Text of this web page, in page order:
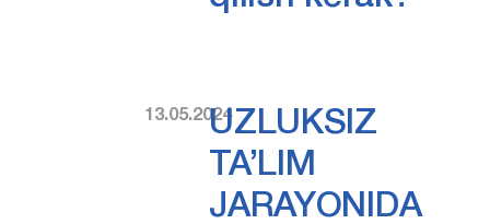
13.05.2024UZLUKSIZ
TA’LIM
JARAYONIDA